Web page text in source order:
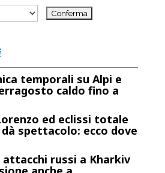
temporali su Alpi e
caldo fino a
ed eclissi totale
spettacolo: ecco dove
attacchi russi a Kharkiv